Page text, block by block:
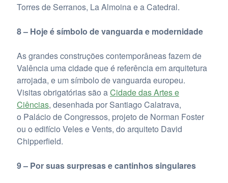
Torres de Serranos, La Almoina e a Catedral.
8 – Hoje é símbolo de vanguarda e modernidade
As grandes construções contemporâneas fazem de
Valência uma cidade que é referência em arquitetura
arrojada, e um símbolo de vanguarda europeu.
Visitas obrigatórias são aCidade das Artes e
Ciências, desenhada por Santiago Calatrava,
o Palácio de Congressos, projeto de Norman Foster
ou o edifício Veles e Vents, do arquiteto David
Chipperfield.
9 – Por suas surpresas e cantinhos singulares